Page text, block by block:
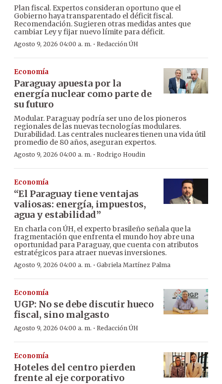
Plan fiscal. Expertos consideran oportuno que el
Gobierno haya transparentado el déficit fiscal.
Recomendación. Sugieren otras medidas antes que
cambiar Ley y fijar nuevo límite para déficit.
Agosto 9, 2026 04:00 a. m. · Redacción ÚH
Economía
Paraguay apuesta por la
energía nuclear como parte de
su futuro
Modular. Paraguay podría ser uno de los pioneros
regionales de las nuevas tecnologías modulares.
Durabilidad. Las centrales nucleares tienen una vida útil
promedio de 80 años, aseguran expertos.
Agosto 9, 2026 04:00 a. m. · Rodrigo Houdin
Economía
“El Paraguay tiene ventajas
valiosas: energía, impuestos,
agua y estabilidad”
En charla con ÚH, el experto brasileño señala que la
fragmentación que enfrenta el mundo hoy abre una
oportunidad para Paraguay, que cuenta con atributos
estratégicos para atraer nuevas inversiones.
Agosto 9, 2026 04:00 a. m. · Gabriela Martínez Palma
Economía
UGP: No se debe discutir hueco
fiscal, sino malgasto
Agosto 9, 2026 04:00 a. m. · Redacción ÚH
Economía
Hoteles del centro pierden
frente al eje corporativo